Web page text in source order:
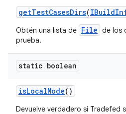
getTestCasesDirs(IBuild
Obtén una lista de File de los
prueba.
static boolean
isLocalMode()
Devuelve verdadero si Tradefed